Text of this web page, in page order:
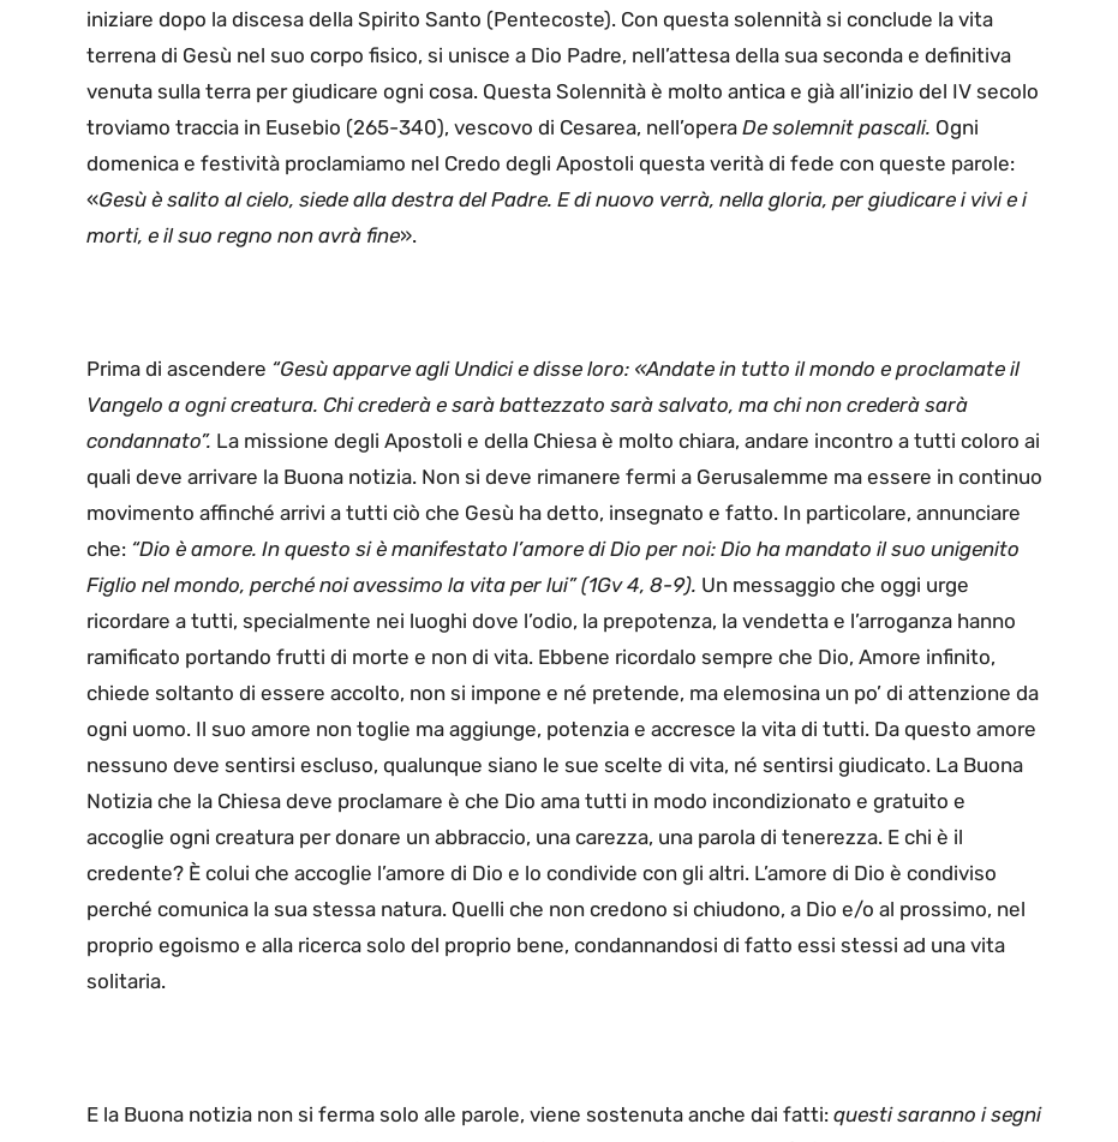
iniziare dopo la discesa della Spirito Santo (Pentecoste). Con questa solennità si conclude la vita
terrena di Gesù nel suo corpo fisico, si unisce a Dio Padre, nell’attesa della sua seconda e definitiva
venuta sulla terra per giudicare ogni cosa. Questa Solennità è molto antica e già all’inizio del IV secolo
troviamo traccia in Eusebio (265-340), vescovo di Cesarea, nell’opera De solemnit pascali. Ogni
domenica e festività proclamiamo nel Credo degli Apostoli questa verità di fede con queste parole:
«Gesù è salito al cielo, siede alla destra del Padre. E di nuovo verrà, nella gloria, per giudicare i vivi e i
morti, e il suo regno non avrà fine».
Prima di ascendere “Gesù apparve agli Undici e disse loro: «Andate in tutto il mondo e proclamate il
Vangelo a ogni creatura. Chi crederà e sarà battezzato sarà salvato, ma chi non crederà sarà
condannato”. La missione degli Apostoli e della Chiesa è molto chiara, andare incontro a tutti coloro ai
quali deve arrivare la Buona notizia. Non si deve rimanere fermi a Gerusalemme ma essere in continuo
movimento affinché arrivi a tutti ciò che Gesù ha detto, insegnato e fatto. In particolare, annunciare
che: “Dio è amore. In questo si è manifestato l’amore di Dio per noi: Dio ha mandato il suo unigenito
Figlio nel mondo, perché noi avessimo la vita per lui” (1Gv 4, 8-9). Un messaggio che oggi urge
ricordare a tutti, specialmente nei luoghi dove l’odio, la prepotenza, la vendetta e l’arroganza hanno
ramificato portando frutti di morte e non di vita. Ebbene ricordalo sempre che Dio, Amore infinito,
chiede soltanto di essere accolto, non si impone e né pretende, ma elemosina un po’ di attenzione da
ogni uomo. Il suo amore non toglie ma aggiunge, potenzia e accresce la vita di tutti. Da questo amore
nessuno deve sentirsi escluso, qualunque siano le sue scelte di vita, né sentirsi giudicato. La Buona
Notizia che la Chiesa deve proclamare è che Dio ama tutti in modo incondizionato e gratuito e
accoglie ogni creatura per donare un abbraccio, una carezza, una parola di tenerezza. E chi è il
credente? È colui che accoglie l’amore di Dio e lo condivide con gli altri. L’amore di Dio è condiviso
perché comunica la sua stessa natura. Quelli che non credono si chiudono, a Dio e/o al prossimo, nel
proprio egoismo e alla ricerca solo del proprio bene, condannandosi di fatto essi stessi ad una vita
solitaria.
E la Buona notizia non si ferma solo alle parole, viene sostenuta anche dai fatti: questi saranno i segni